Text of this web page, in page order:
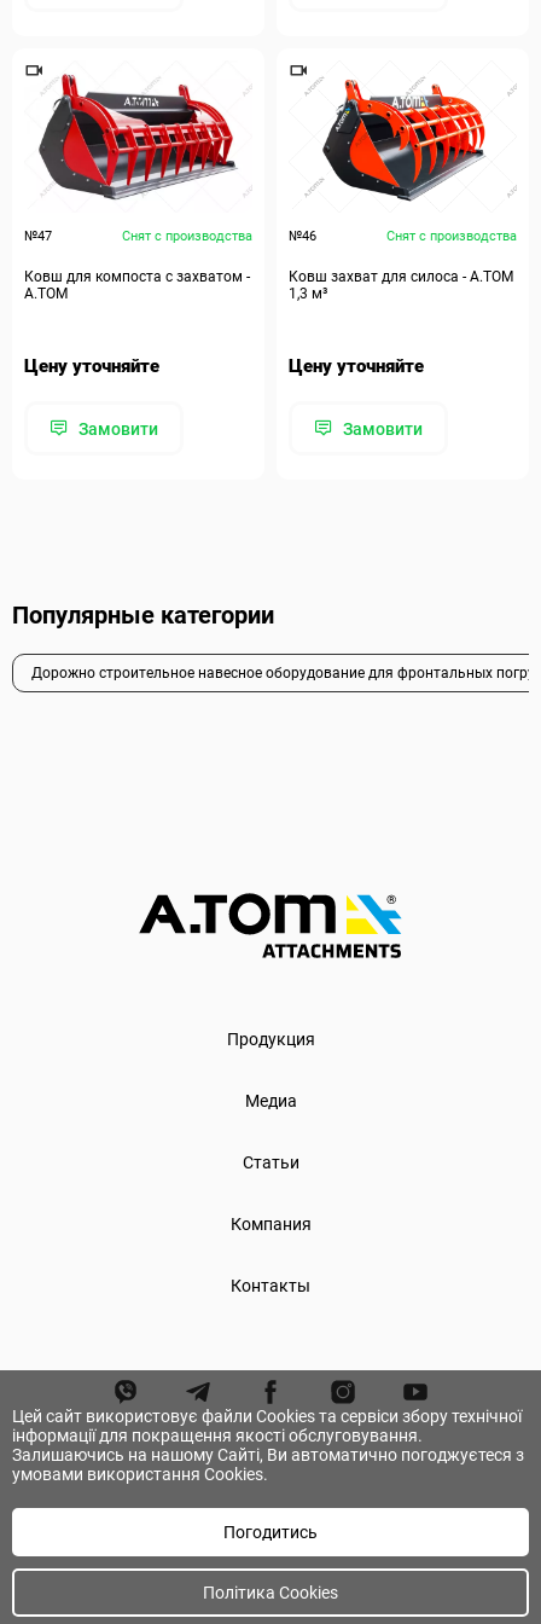
Цей сайт використовує файли Cookies та сервіси збору технічної
інформації для покращення якості обслуговування.
Залишаючись на нашому Сайті, Ви автоматично погоджуєтеся з
умовами використання Cookies.
Погодитись
Політика Cookies
№47 Снят с производства
Ковш для компоста с захватом -
A.TOM
Цену уточняйте
Замовити
№46 Снят с производства
Ковш захват для силоса - А.ТОМ
1,3 м³
Цену уточняйте
Замовити
Популярные категории
Дорожно строительное навесное оборудование для фронтальных
Продукция
Медиа
Статьи
Компания
Контакты
© А.ТОМ. Все права защищены.